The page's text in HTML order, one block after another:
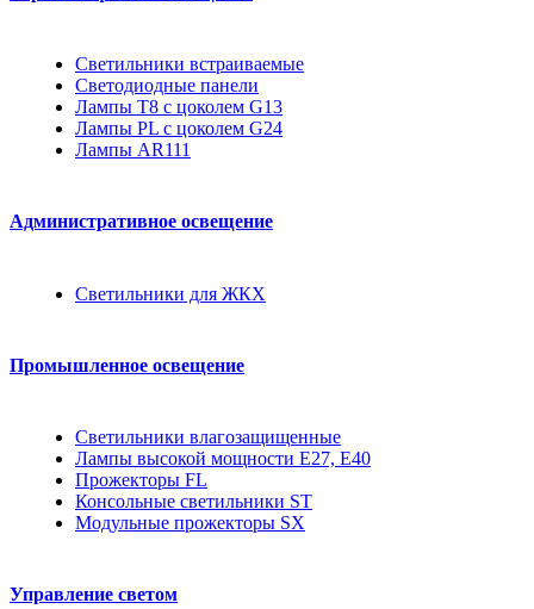
Светильники встраиваемые
Светодиодные панели
Лампы T8 с цоколем G13
Лампы PL с цоколем G24
Лампы AR111
Административное освещение
Светильники для ЖКХ
Промышленное освещение
Светильники влагозащищенные
Лампы высокой мощности E27, E40
Прожекторы FL
Консольные светильники ST
Модульные прожекторы SX
Управление светом